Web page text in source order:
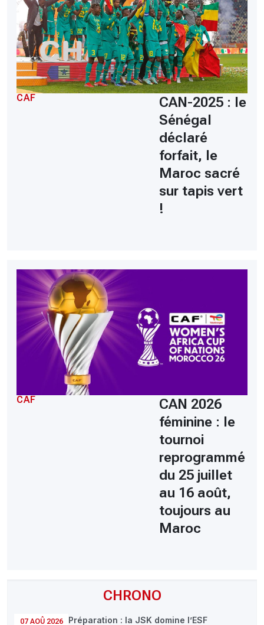
CHRONO
07 AOÛ 2026 Préparation : la JSK domine l’ESF
CAF
CAN-2025 : le
Sénégal
déclaré
forfait, le
Maroc sacré
sur tapis vert
!
CAF
CAN 2026
féminine : le
tournoi
reprogrammé
du 25 juillet
au 16 août,
toujours au
Maroc